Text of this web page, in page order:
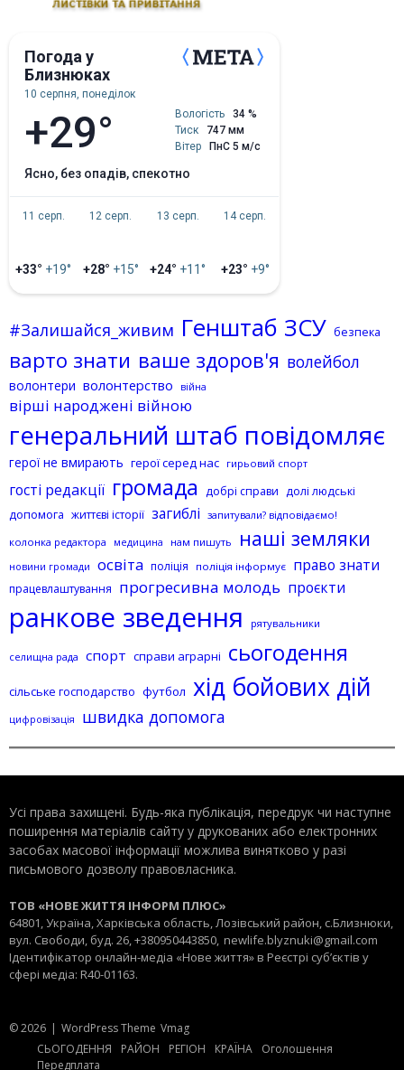
Погода у
Близнюках
10 серпня, понеділок
+29° Вологість
34 %
Тиск
747 мм
Вітер
ПнС 5 м/с
ясно, без опадів, спекотно
11 серп.
+33° +19°
12 серп.
+28° +15°
13 серп.
+24° +11°
14 серп.
+23° +9°
#Залишайся_живим Генштаб ЗСУ безпека
варто знати ваше здоров'я волейбол
волонтери волонтерство війна
вірші народжені війною
генеральний штаб повідомляє
герої не вмирають герої серед нас гирьовий спорт
гості редакції громада добрі справи долі людські
допомога життєві історії загиблі запитували? відповідаємо!
колонка редактора
медицина нам пишуть наші земляки
новини громади освіта поліція поліція інформує право знати
працевлаштування прогресивна молодь проєкти
ранкове зведення рятувальники
селищна рада спорт справи аграрні сьогодення
сільське господарство футбол хід бойових дій
цифровізація швидка допомога
Усі права захищені. Будь-яка публiкацiя, передрук чи наступне
поширення матеріалів сайту у друкованих або електронних
засобах масової інформації можлива винятково у разі
письмового дозволу правовласника.
ТОВ «НОВЕ ЖИТТЯ ІНФОРМ ПЛЮС»
64801, Україна, Харківська область, Лозівський район, с.Близнюки,
вул. Свободи, буд. 26, +380950443850, newlife.blyznuki@gmail.com
Ідентифікатор онлайн-медіа «Нове життя» в Реєстрі суб’єктів у
сфері медіа: R40-01163.
© 2026 | WordPress Theme Vmag
СЬОГОДЕННЯ
РАЙОН РЕГІОН КРАЇНА
Оголошення
Передплата